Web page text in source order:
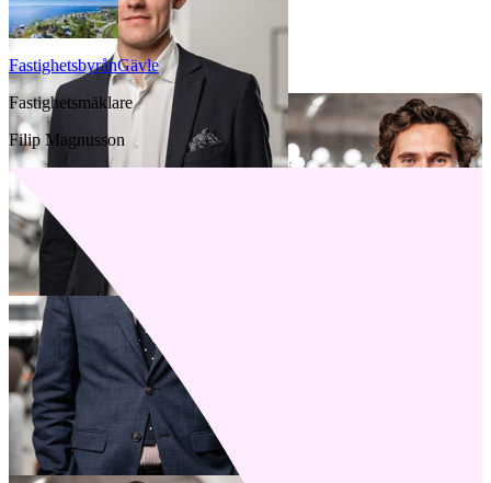
FastighetsbyrånGävle
Fastighetsmäklare
Filip Magnusson